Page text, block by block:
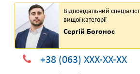
Відповідальний спеціаліст
вищої категорії
Сергій Богонос
+38 (063) XXX-XX-XX